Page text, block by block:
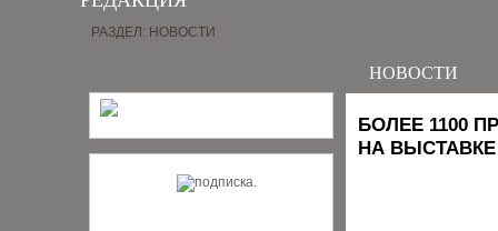
РАЗДЕЛ: НОВОСТИ
НОВОСТИ
БОЛЕЕ 1100
НА ВЫСТАВКЕ